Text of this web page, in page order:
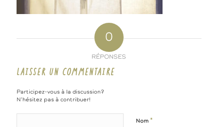
0
RÉPONSES
LAISSER UN COMMENTAIRE
Participez-vous à la discussion?
N'hésitez pas à contribuer!
Nom *